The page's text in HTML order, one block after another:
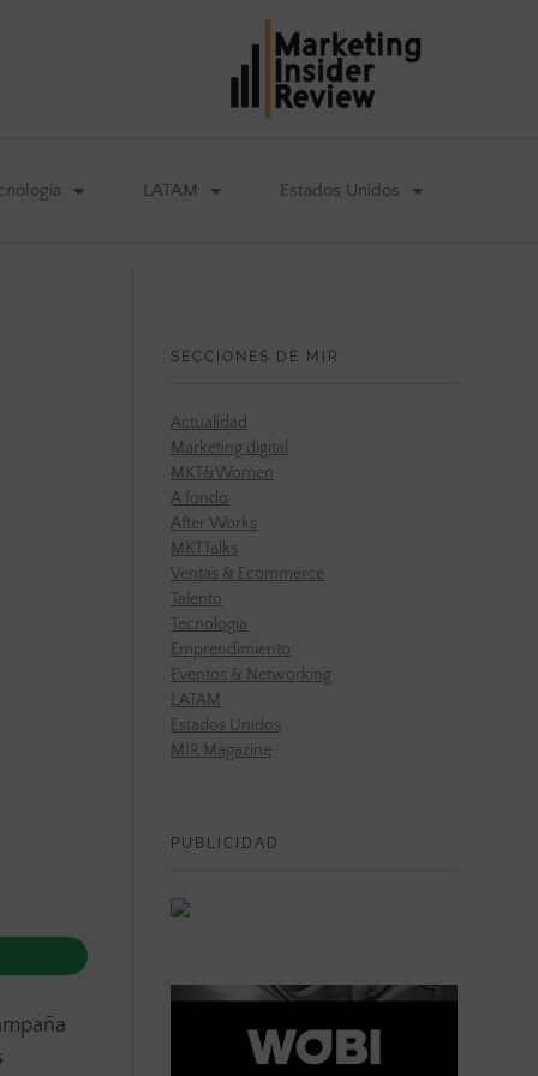
LATAM Estados Unidos
SECCIONES DE MIR
Actualidad
Marketing digital
MKT&Women
A fondo
After Works
MKTTalks
Ventas & Ecommerce
Talento
Tecnología
Emprendimiento
Eventos & Networking
LATAM
Estados Unidos
MIR Magazine
PUBLICIDAD